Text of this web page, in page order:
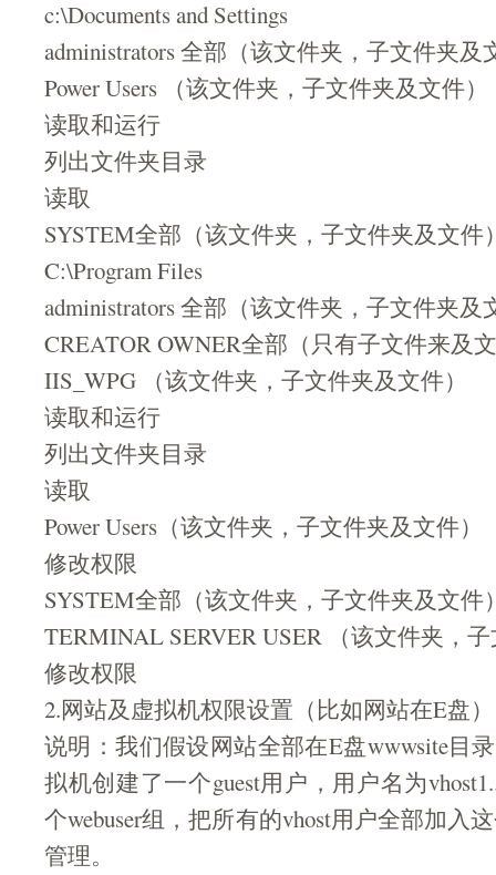
c:\Documents and Settings
administrators 全部（该文件夹，子文件夹及
Power Users （该文件夹，子文件夹及文件）
读取和运行
列出文件夹目录
读取
SYSTEM全部（该文件夹，子文件夹及文件
C:\Program Files
administrators 全部（该文件夹，子文件夹及
CREATOR OWNER全部（只有子文件来及
IIS_WPG （该文件夹，子文件夹及文件）
读取和运行
列出文件夹目录
读取
Power Users（该文件夹，子文件夹及文件）
修改权限
SYSTEM全部（该文件夹，子文件夹及文件
TERMINAL SERVER USER （该文件夹，
修改权限
2.网站及虚拟机权限设置（比如网站在E盘）
说明：我们假设网站全部在E盘wwwsite目
拟机创建了一个guest用户，用户名为
个webuser组，把所有的vhost用户全部加入
管理。